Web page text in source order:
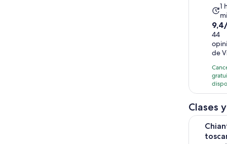
La
1
1
9.4
de
10
con
44
44
de
Clases
Chianti -